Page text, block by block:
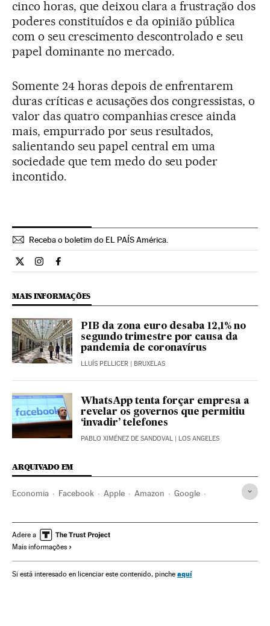
cinco horas, que deixou clara a frustração dos
poderes constituídos e da opinião pública
com o seu crescimento descontrolado e seu
papel dominante no mercado.
Somente 24 horas depois de enfrentarem
duras críticas e acusações dos congressistas, o
valor das quatro companhias cresce ainda
mais, empurrado por seus resultados,
salientando seu papel central em uma
sociedade que tem medo do seu poder
incontido.
Receba o boletim do EL PAÍS América.
Economia El País Brasil en Twitter
Economia El País Brasil en Instagram
Economia El País Brasil en Facebook
MAIS INFORMAÇÕES
PIB da zona euro desaba 12,1% no
segundo trimestre por causa da
pandemia de coronavírus
LLUÍS PELLICER | BRUXELAS
WhatsApp tenta forçar empresa a
revelar os governos que permitiu
‘invadir’ telefones
PABLO XIMÉNEZ DE SANDOVAL | LOS ANGELES
ARQUIVADO EM
Economia Facebook Apple Amazon Google
Crisis económica coronavirus covid-19
Coronavirus Covid-19
Adere a
Mais informações
Si está interesado en licenciar este contenido, pinche aquí